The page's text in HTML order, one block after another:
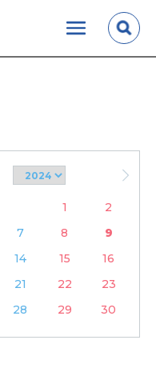
1
2
7 8
9
14 15
16
21 22
23
28 29 30